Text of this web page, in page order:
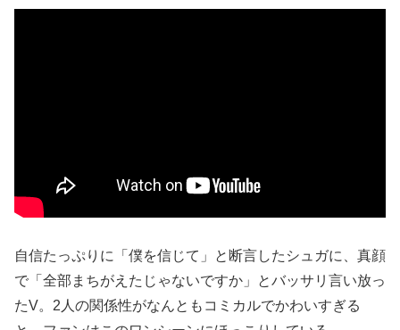
自信たっぷりに「僕を信じて」と断言したシュガに、真顔
で「全部まちがえたじゃないですか」とバッサリ言い放っ
たV。2人の関係性がなんともコミカルでかわいすぎる